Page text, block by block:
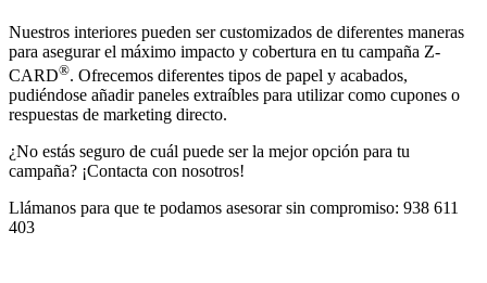
Nuestros interiores pueden ser customizados de diferentes maneras
para asegurar el máximo impacto y cobertura en tu campaña Z-
CARD®. Ofrecemos diferentes tipos de papel y acabados,
pudiéndose añadir paneles extraíbles para utilizar como cupones o
respuestas de marketing directo.
¿No estás seguro de cuál puede ser la mejor opción para tu
campaña? ¡Contacta con nosotros!
Llámanos para que te podamos asesorar sin compromiso: 938 611
403